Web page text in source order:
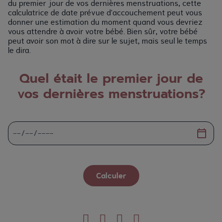
du premier jour de vos dernières menstruations, cette
calculatrice de date prévue d'accouchement peut vous
donner une estimation du moment quand vous devriez
vous attendre à avoir votre bébé. Bien sûr, votre bébé
peut avoir son mot à dire sur le sujet, mais seul le temps
le dira.
Quel était le premier jour de
vos dernières menstruations?